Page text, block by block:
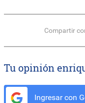
Compartir
Tu opinión
Ingresar con